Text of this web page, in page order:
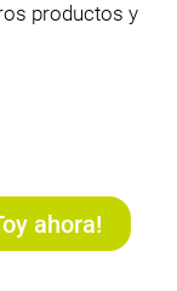
productos y
ahora!